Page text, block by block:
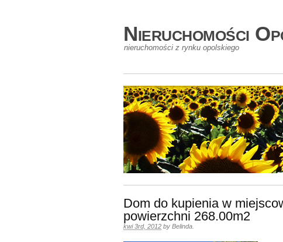
Nieruchomości
nieruchomości z rynku opolskiego
Dom do kupienia w
powierzchni 268.00m2
kwi 3rd, 2012 by Belinda